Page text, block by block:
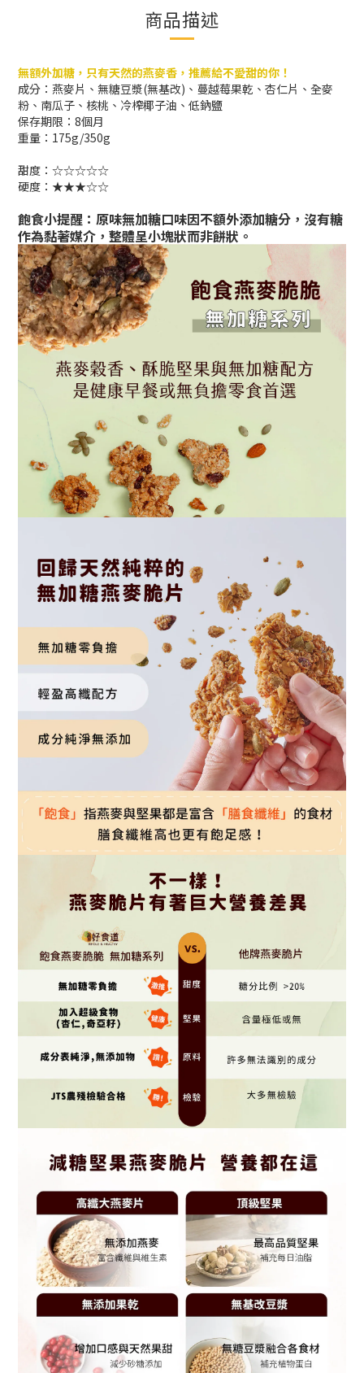
商品描述
無額外加糖，只有天然的燕麥香，推薦給不愛甜的你！
成分：燕麥片、無糖豆漿(無基改)、蔓越莓果乾、杏仁片、全麥
粉、南瓜子、核桃、冷榨椰子油、低鈉鹽
保存期限：8個月
重量：175g/350g
甜度：☆☆☆☆☆
硬度：★★★☆☆
飽食小提醒：原味無加糖口味因不額外添加糖分，沒有糖
作為黏著媒介，整體呈小塊狀而非餅狀。